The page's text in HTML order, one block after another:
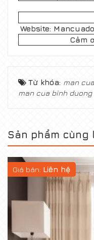
Website:
Cảm
Từ khóa: man
man cua binh duong
Sản phẩm cùng
Giá bán: Liên hệ